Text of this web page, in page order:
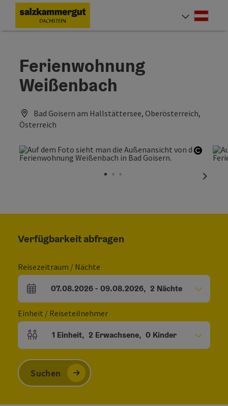
Zum InhaltAccesskey
[0]
Zur NavigationAccesskey
[1]
Zum Seitenanfang
Ferienwohnung
Weißenbach
Bad Goisern am Hallstättersee, Oberösterreich,
Österreich
Verfügbarkeit abfragen
Reisezeitraum / Nächte
An- und Abreisefelder
07.08.2026- 09.08.2026, 2 Nächte
Einheit / Reiseteilnehmer
Einheitenanzahl und Personenfelder
1 Einheit, 2 Erwachsene, 0 Kinder
Suchen